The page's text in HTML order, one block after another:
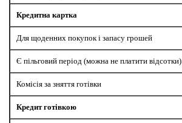
Кредитна картка
Для щоденних покупок і запасу грошей
Є пільговий період (можна не платити відсотки)
Комісія за зняття готівки
Кредит готівкою